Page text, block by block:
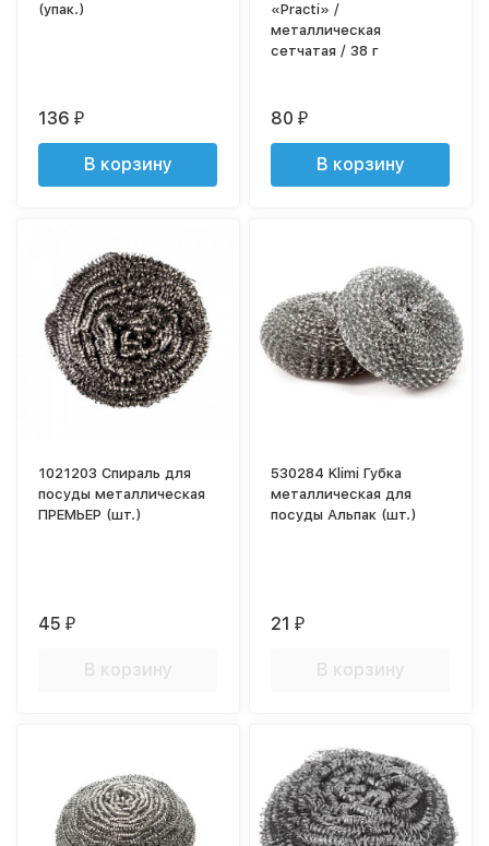
(упак.)
136₽
В корзину
«Practi» /
металлическая
сетчатая / 38 г
80₽
В корзину
1021203 Спираль для
посуды металлическая
ПРЕМЬЕР (шт.)
45₽
В корзину
530284 Klimi Губка
металлическая для
посуды Альпак (шт.)
21₽
В корзину